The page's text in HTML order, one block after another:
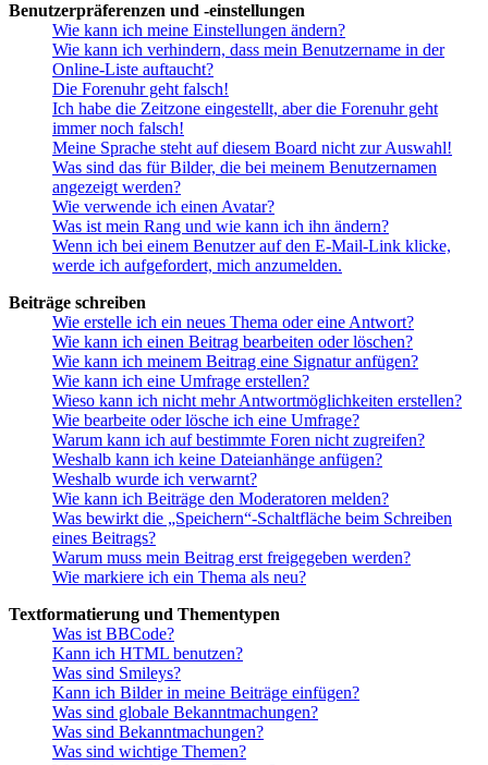
Benutzerpräferenzen und -einstellungen
Wie kann ich meine Einstellungen ändern?
Wie kann ich verhindern, dass mein Benutzername in der
Online-Liste auftaucht?
Die Forenuhr geht falsch!
Ich habe die Zeitzone eingestellt, aber die Forenuhr geht
immer noch falsch!
Meine Sprache steht auf diesem Board nicht zur Auswahl!
Was sind das für Bilder, die bei meinem Benutzernamen
angezeigt werden?
Wie verwende ich einen Avatar?
Was ist mein Rang und wie kann ich ihn ändern?
Wenn ich bei einem Benutzer auf den E-Mail-Link klicke,
werde ich aufgefordert, mich anzumelden.
Beiträge schreiben
Wie erstelle ich ein neues Thema oder eine Antwort?
Wie kann ich einen Beitrag bearbeiten oder löschen?
Wie kann ich meinem Beitrag eine Signatur anfügen?
Wie kann ich eine Umfrage erstellen?
Wieso kann ich nicht mehr Antwortmöglichkeiten erstellen?
Wie bearbeite oder lösche ich eine Umfrage?
Warum kann ich auf bestimmte Foren nicht zugreifen?
Weshalb kann ich keine Dateianhänge anfügen?
Weshalb wurde ich verwarnt?
Wie kann ich Beiträge den Moderatoren melden?
Was bewirkt die „Speichern“-Schaltfläche beim Schreiben
eines Beitrags?
Warum muss mein Beitrag erst freigegeben werden?
Wie markiere ich ein Thema als neu?
Textformatierung und Thementypen
Was ist BBCode?
Kann ich HTML benutzen?
Was sind Smileys?
Kann ich Bilder in meine Beiträge einfügen?
Was sind globale Bekanntmachungen?
Was sind Bekanntmachungen?
Was sind wichtige Themen?